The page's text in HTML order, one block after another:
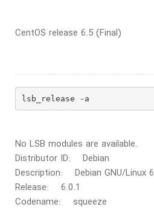
CentOS release 6.5 (Final)
lsb_release -a
No LSB modules are available.
Distributor ID: Debian
Description: Debian GNU/Linux
Release: 6.0.1
Codename: squeeze